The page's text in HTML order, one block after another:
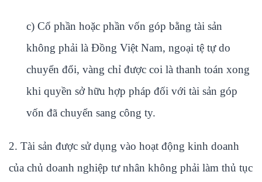
c) Cổ phần hoặc phần vốn góp bằng tài sản
không phải là Đồng Việt Nam, ngoại tệ tự do
chuyển đổi, vàng chỉ được coi là thanh toán xong
khi quyền sở hữu hợp pháp đối với tài sản góp
vốn đã chuyển sang công ty.
2. Tài sản được sử dụng vào hoạt động kinh doanh
của chủ doanh nghiệp tư nhân không phải làm thủ tục